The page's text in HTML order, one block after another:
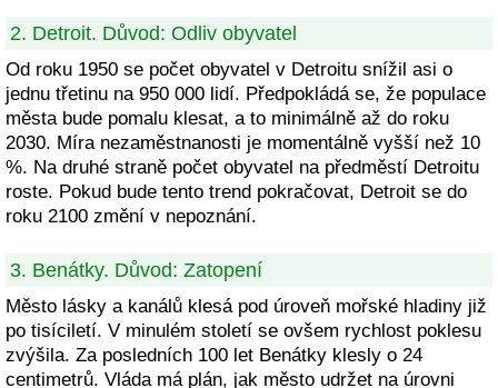
2. Detroit. Důvod: Odliv obyvatel
Od roku 1950 se počet obyvatel v Detroitu snížil asi o
jednu třetinu na 950 000 lidí. Předpokládá se, že populace
města bude pomalu klesat, a to minimálně až do roku
2030. Míra nezaměstnanosti je momentálně vyšší než 10
%. Na druhé straně počet obyvatel na předměstí Detroitu
roste. Pokud bude tento trend pokračovat, Detroit se do
roku 2100 změní v nepoznání.
3. Benátky. Důvod: Zatopení
Město lásky a kanálů klesá pod úroveň mořské hladiny již
po tisíciletí. V minulém století se ovšem rychlost poklesu
zvýšila. Za posledních 100 let Benátky klesly o 24
centimetrů. Vláda má plán, jak město udržet na úrovni